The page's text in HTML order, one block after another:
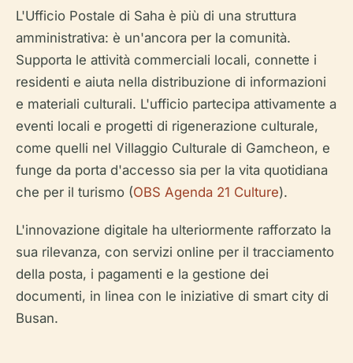
L'Ufficio Postale di Saha è più di una struttura
amministrativa: è un'ancora per la comunità.
Supporta le attività commerciali locali, connette i
residenti e aiuta nella distribuzione di informazioni
e materiali culturali. L'ufficio partecipa attivamente a
eventi locali e progetti di rigenerazione culturale,
come quelli nel Villaggio Culturale di Gamcheon, e
funge da porta d'accesso sia per la vita quotidiana
che per il turismo (OBS Agenda 21 Culture).
L'innovazione digitale ha ulteriormente rafforzato la
sua rilevanza, con servizi online per il tracciamento
della posta, i pagamenti e la gestione dei
documenti, in linea con le iniziative di smart city di
Busan.